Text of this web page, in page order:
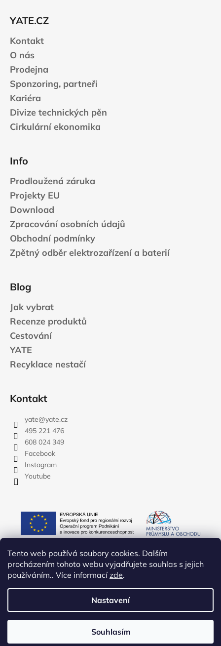
Tento web používá soubory cookies. Dalším
procházením tohoto webu vyjadřujete souhlas s jejich
používáním.. Více informacízde.
Nastavení
Souhlasím
YATE.CZ
Kontakt
O nás
Prodejna
Sponzoring, partneři
Kariéra
Divize technických pěn
Cirkulární ekonomika
Info
Prodloužená záruka
Projekty EU
Download
Zpracování osobních údajů
Obchodní podmínky
Zpětný odběr elektrozařízení a baterií
Blog
Jak vybrat
Recenze produktů
Cestování
YATE
Recyklace nestačí
Kontakt
yate@yate.cz
495 221 476
608 024 349
Facebook
Instagram
Youtube
Copyright 2026YATE.CZ. Všechna práva vyhrazena.Upravit
nastavení cookies